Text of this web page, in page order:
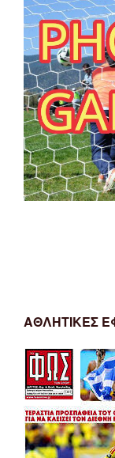
ΑΘΛΗΤΙΚΕΣ